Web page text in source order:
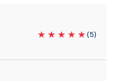
(5)